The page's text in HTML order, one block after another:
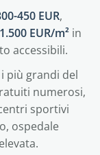
450 EUR,
EUR/m² in
accessibili.
più grandi del
numerosi,
sportivi
ospedale